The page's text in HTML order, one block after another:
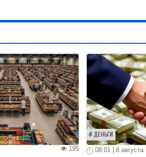
195
ДЕНЬГИ
08:01 | 8 августа